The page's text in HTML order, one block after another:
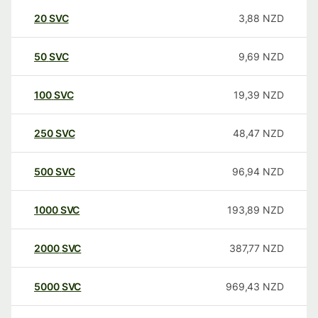
20SVC 3,88 NZD
50SVC 9,69 NZD
100SVC 19,39 NZD
250SVC 48,47 NZD
500SVC 96,94 NZD
1000SVC 193,89 NZD
2000SVC 387,77 NZD
5000SVC 969,43 NZD